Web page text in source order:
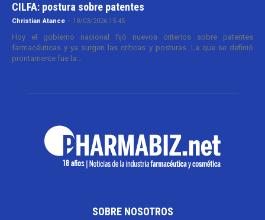
CILFA: postura sobre patentes
Christian Atance - 18/03/2026 15:45
Hoy el gobierno nacional fijó nuevos criterios sobre patentes
farmacéuticas y ya surgen las críticas y posturas. La que se definió
prontamente fue la...
SOBRE NOSOTROS